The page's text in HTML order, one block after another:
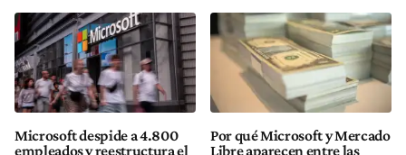
Microsoft despide a 4.800
empleados y reestructura el
Por qué Microsoft y Mercado
Libre aparecen entre las